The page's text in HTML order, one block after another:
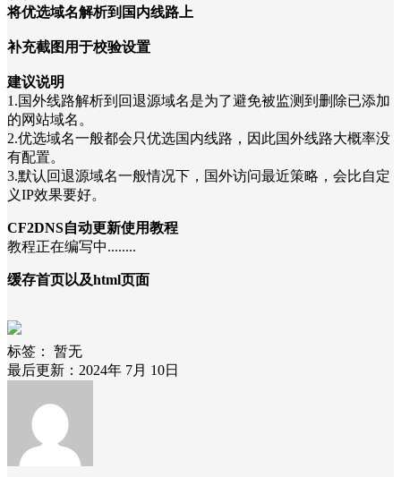
将优选域名解析到国内线路上
补充截图用于校验设置
建议说明
1.国外线路解析到回退源域名是为了避免被监测到删除已添加
的网站域名。
2.优选域名一般都会只优选国内线路，因此国外线路大概率没
有配置。
3.默认回退源域名一般情况下，国外访问最近策略，会比自定
义IP效果要好。
CF2DNS自动更新使用教程
教程正在编写中........
缓存首页以及html页面
标签：
暂无
最后更新：2024年 7月 10日